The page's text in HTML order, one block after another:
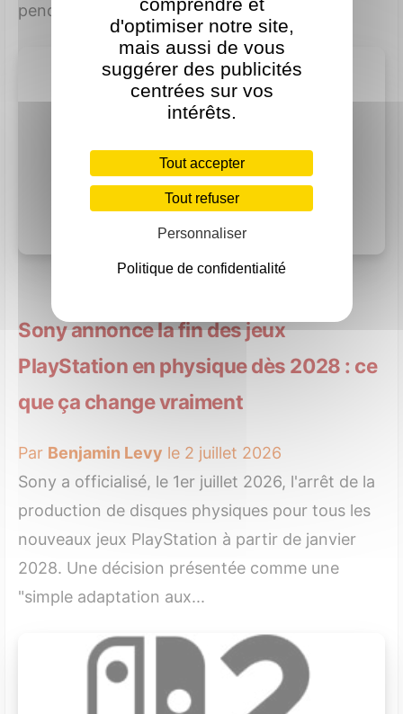
pendant qu'un écran décidé...
Sony annonce la fin des jeux
PlayStation en physique dès 2028 : ce
que ça change vraiment
Par Benjamin Levy le 2 juillet 2026
Sony a officialisé, le 1er juillet 2026, l'arrêt de la
production de disques physiques pour tous les
nouveaux jeux PlayStation à partir de janvier
2028. Une décision présentée comme une
"simple adaptation aux...
d'optimiser notre site,
mais aussi de vous
suggérer des publicités
centrées sur vos
intérêts.
Tout accepter
Tout refuser
Personnaliser
Politique de confidentialité